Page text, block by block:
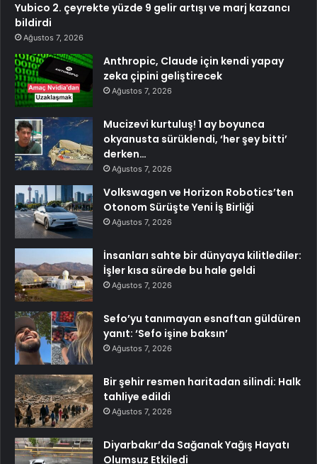
Yubico 2. çeyrekte yüzde 9 gelir artışı ve marj kazancı
bildirdi
Ağustos 7, 2026
Anthropic, Claude için kendi yapay
zeka çipini geliştirecek
Ağustos 7, 2026
Mucizevi kurtuluş! 1 ay boyunca
okyanusta sürüklendi, ‘her şey bitti’
derken…
Ağustos 7, 2026
Volkswagen ve Horizon Robotics’ten
Otonom Sürüşte Yeni İş Birliği
Ağustos 7, 2026
İnsanları sahte bir dünyaya kilitlediler:
İşler kısa sürede bu hale geldi
Ağustos 7, 2026
Sefo’yu tanımayan esnaftan güldüren
yanıt: ‘Sefo işine baksın’
Ağustos 7, 2026
Bir şehir resmen haritadan silindi: Halk
tahliye edildi
Ağustos 7, 2026
Diyarbakır’da Sağanak Yağış Hayatı
Olumsuz Etkiledi